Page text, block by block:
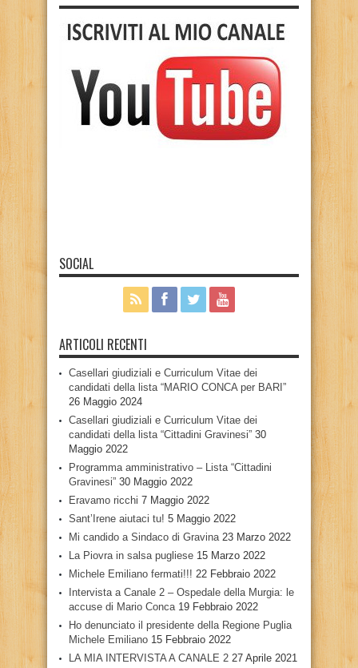
SOCIAL
ARTICOLI RECENTI
Casellari giudiziali e Curriculum Vitae dei
candidati della lista “MARIO CONCA per BARI”
26 Maggio 2024
Casellari giudiziali e Curriculum Vitae dei
candidati della lista “Cittadini Gravinesi” 30
Maggio 2022
Programma amministrativo – Lista “Cittadini
Gravinesi” 30 Maggio 2022
Eravamo ricchi 7 Maggio 2022
Sant’Irene aiutaci tu! 5 Maggio 2022
Mi candido a Sindaco di Gravina 23 Marzo 2022
La Piovra in salsa pugliese 15 Marzo 2022
Michele Emiliano fermati!!! 22 Febbraio 2022
Intervista a Canale 2 – Ospedale della Murgia: le
accuse di Mario Conca 19 Febbraio 2022
Ho denunciato il presidente della Regione Puglia
Michele Emiliano 15 Febbraio 2022
LA MIA INTERVISTA A CANALE 2 27 Aprile 2021